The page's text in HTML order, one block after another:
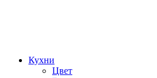
Кухни
Цвет